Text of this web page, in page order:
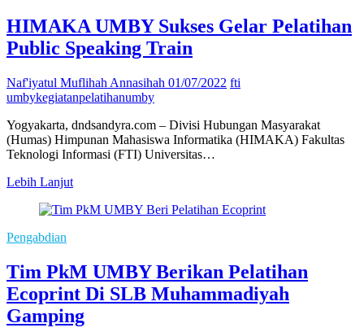
Pengolahan
Cabai
HIMAKA UMBY Sukses Gelar Pelatihan
Public Speaking Train
Naf'iyatul Muflihah Annasihah 01/07/2022 fti
umbykegiatanpelatihanumby
Yogyakarta, dndsandyra.com – Divisi Hubungan Masyarakat
(Humas) Himpunan Mahasiswa Informatika (HIMAKA) Fakultas
Teknologi Informasi (FTI) Universitas…
Lebih LanjutHIMAKA
Sukses
Speaking
Train
Pengabdian
Tim PkM UMBY Berikan Pelatihan
Ecoprint Di SLB Muhammadiyah
Gamping